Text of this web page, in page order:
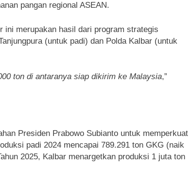
pangan regional ASEAN.
ini merupakan hasil dari program strategis
(untuk padi) dan Polda Kalbar (untuk
ton di antaranya siap dikirim ke Malaysia,”
Presiden Prabowo Subianto untuk memperkuat
padi 2024 mencapai 789.291 ton GKG (naik
2025, Kalbar menargetkan produksi 1 juta ton